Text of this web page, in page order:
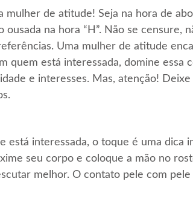
mulher de atitude! Seja na hora de
ousada na hora “H”. Não se censure,
Uma mulher de atitude
quem está interessada, domine essa
e interesses. Mas, atenção!
está interessada, o toque é uma dica
seu corpo e coloque a mão no
melhor. O contato pele com